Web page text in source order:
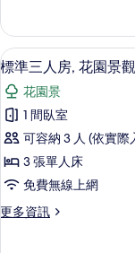
相
片
雙
人
房
的
詳
情
顯
示
標
準
三
人
花
7
標準三人房, 花園景觀
花園景
1 間臥室
可容納 3 人 (依實際
3 張單人床
免費無線上網
更多資訊
更